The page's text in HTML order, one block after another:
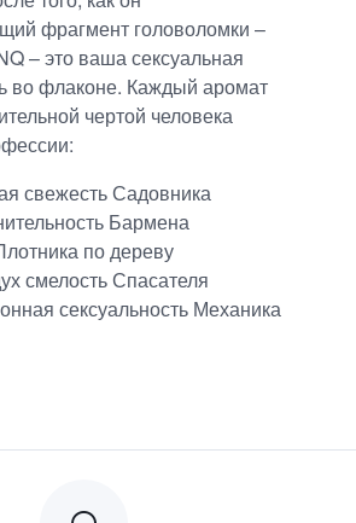
фрагмент головоломки –
– это ваша сексуальная
во флаконе. Каждый аромат
чертой человека
свежесть Садовника
Бармена
по дереву
смелость Спасателя
сексуальность Механика